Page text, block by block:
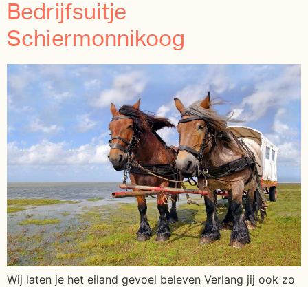
Bedrijfsuitje
Schiermonnikoog
Wij laten je het eiland gevoel beleven Verlang jij ook zo